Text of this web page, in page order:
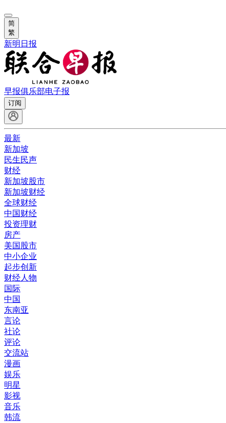
简
繁
新明日报
早报俱乐部电子报
订阅
最新
新加坡
民生民声
财经
新加坡股市
新加坡财经
全球财经
中国财经
投资理财
房产
美国股市
中小企业
起步创新
财经人物
国际
中国
东南亚
言论
社论
评论
交流站
漫画
娱乐
明星
影视
音乐
韩流